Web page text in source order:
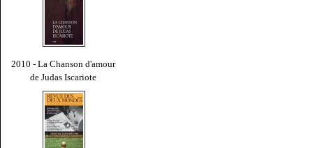
2010 - La Chanson d'amour
de Judas Iscariote